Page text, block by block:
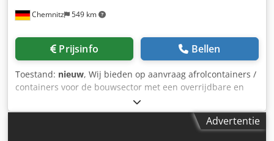
Chemnitz 549 km
Prijsinfo Bellen
Toestand: nieuw, Wij bieden op aanvraag afrolcontainers /
containers voor de bouwsector met een overrijdbare en
veergeveerde achterklep, hydraulische schuifklep en
hydraulische Franse klep in een constructie zonder
spanten. Levering door heel Europa!! Geschikt voor het
Advertentie